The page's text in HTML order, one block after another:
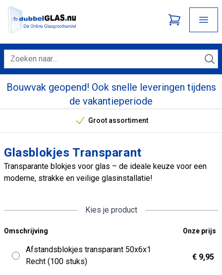
Bouwvak geopend! Ook snelle leveringen tijdens
de vakantieperiode
Onze unieke verkoopargumenten
Groot assortiment
Glasblokjes Transparant
Transparante blokjes voor glas – de ideale keuze voor een
moderne, strakke en veilige glasinstallatie!
Kies je product
Omschrijving Onze prijs
Afstandsblokjes transparant 50x6x1
Recht (100 stuks)
€ 9,95